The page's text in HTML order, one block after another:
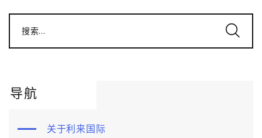
搜索...
导航
关于利来国际